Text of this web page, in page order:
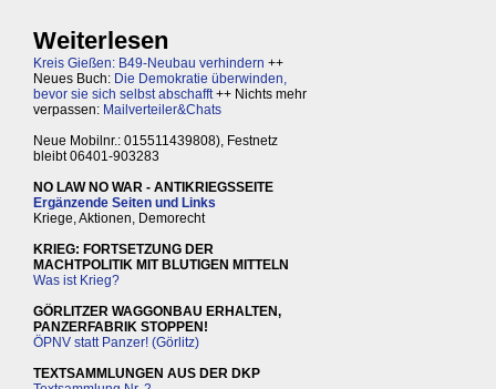
Weiterlesen
Kreis Gießen: B49-Neubau verhindern ++
Neues Buch: Die Demokratie überwinden,
bevor sie sich selbst abschafft++ Nichts mehr
verpassen: Mailverteiler&Chats
Neue Mobilnr.: 015511439808), Festnetz
bleibt 06401-903283
NO LAW NO WAR - ANTIKRIEGSSEITE
Ergänzende Seiten und Links
Kriege, Aktionen, Demorecht
KRIEG: FORTSETZUNG DER
MACHTPOLITIK MIT BLUTIGEN MITTELN
Was ist Krieg?
GÖRLITZER WAGGONBAU ERHALTEN,
PANZERFABRIK STOPPEN!
ÖPNV statt Panzer! (Görlitz)
TEXTSAMMLUNGEN AUS DER DKP